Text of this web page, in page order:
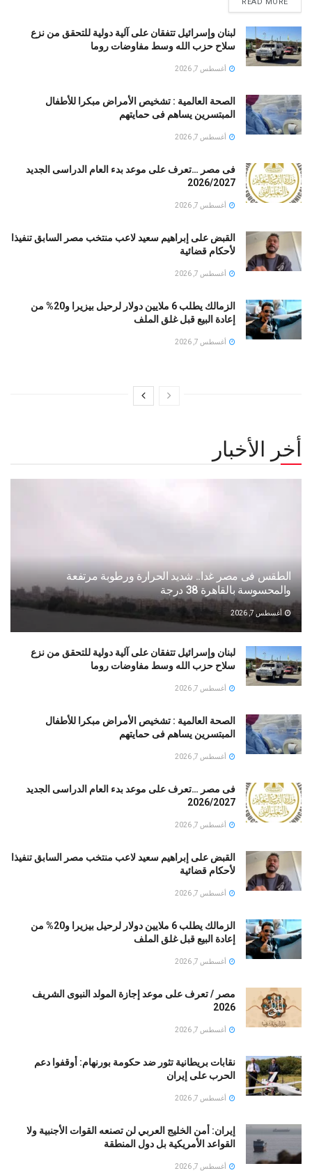
لبنان وإسرائيل تتفقان على آلية دولية للتحقق من نزع
سلاح حزب الله وسط مفاوضات روما
أغسطس 7, 2026
الصحة العالمية : تشخيص الأمراض مبكرا للأطفال
المبتسرين يساهم فى حمايتهم
أغسطس 7, 2026
فى مصر …تعرف على موعد بدء العام الدراسى الجديد
2026/2027
أغسطس 7, 2026
القبض على إبراهيم سعيد لاعب منتخب مصر السابق تنفيذا
لأحكام قضائية
أغسطس 7, 2026
الزمالك يطلب 6 ملايين دولار لرحيل بيزيرا و20% من
إعادة البيع قبل غلق الملف
أغسطس 7, 2026
أخر الأخبار
الطقس فى مصر غدا.. شديد الحرارة ورطوبة مرتفعة
والمحسوسة بالقاهرة 38 درجة
أغسطس 7, 2026
لبنان وإسرائيل تتفقان على آلية دولية للتحقق من نزع
سلاح حزب الله وسط مفاوضات روما
أغسطس 7, 2026
الصحة العالمية : تشخيص الأمراض مبكرا للأطفال
المبتسرين يساهم فى حمايتهم
أغسطس 7, 2026
فى مصر …تعرف على موعد بدء العام الدراسى الجديد
2026/2027
أغسطس 7, 2026
القبض على إبراهيم سعيد لاعب منتخب مصر السابق تنفيذا
لأحكام قضائية
أغسطس 7, 2026
الزمالك يطلب 6 ملايين دولار لرحيل بيزيرا و20% من
إعادة البيع قبل غلق الملف
أغسطس 7, 2026
مصر / تعرف على موعد إجازة المولد النبوى الشريف
2026
أغسطس 7, 2026
نقابات بريطانية تثور ضد حكومة بورنهام: أوقفوا دعم
الحرب على إيران
أغسطس 7, 2026
إيران: أمن الخليج العربي لن تصنعه القوات الأجنبية ولا
القواعد الأمريكية بل دول المنطقة
أغسطس 7, 2026